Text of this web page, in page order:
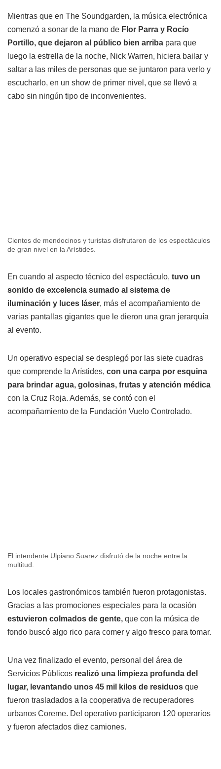
Mientras que en The Soundgarden, la música electrónica
comenzó a sonar de la mano de Flor Parra y Rocío
Portillo, que dejaron al público bien arriba para que
luego la estrella de la noche, Nick Warren, hiciera bailar y
saltar a las miles de personas que se juntaron para verlo y
escucharlo, en un show de primer nivel, que se llevó a
cabo sin ningún tipo de inconvenientes.
Cientos de mendocinos y turistas disfrutaron de los espectáculos
de gran nivel en la Arístides.
En cuando al aspecto técnico del espectáculo, tuvo un
sonido de excelencia sumado al sistema de
iluminación y luces láser, más el acompañamiento de
varias pantallas gigantes que le dieron una gran jerarquía
al evento.
Un operativo especial se desplegó por las siete cuadras
que comprende la Arístides, con una carpa por esquina
para brindar agua, golosinas, frutas y atención médica
con la Cruz Roja. Además, se contó con el
acompañamiento de la Fundación Vuelo Controlado.
El intendente Ulpiano Suarez disfrutó de la noche entre la
multitud.
Los locales gastronómicos también fueron protagonistas.
Gracias a las promociones especiales para la ocasión
estuvieron colmados de gente, que con la música de
fondo buscó algo rico para comer y algo fresco para tomar.
Una vez finalizado el evento, personal del área de
Servicios Públicos realizó una limpieza profunda del
lugar, levantando unos 45 mil kilos de residuos que
fueron trasladados a la cooperativa de recuperadores
urbanos Coreme. Del operativo participaron 120 operarios
y fueron afectados diez camiones.